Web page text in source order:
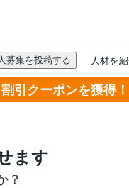
引クーポンを獲得！
ます
？